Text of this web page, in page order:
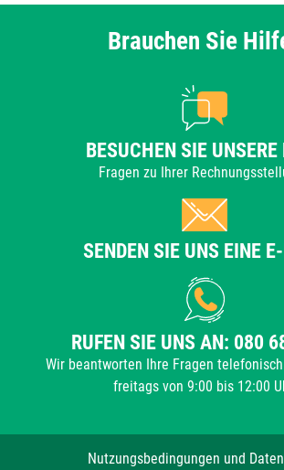
Brauchen Sie
BESUCHEN SIE UNSERE
Fragen zu Ihrer
SENDEN SIE UNS EINE
RUFEN SIE UNS AN: 080
Wir beantworten Ihre Fragen
freitags von 9:00 bis 12:00
Nutzungsbedingungen und